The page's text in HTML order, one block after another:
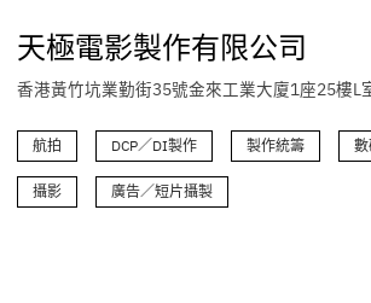
天極電影製作有限公司
香港黃竹坑業勤街35號金來工業大廈1座25樓L
航拍 DCP／DI製作 製作統籌
攝影 廣告／短片攝製